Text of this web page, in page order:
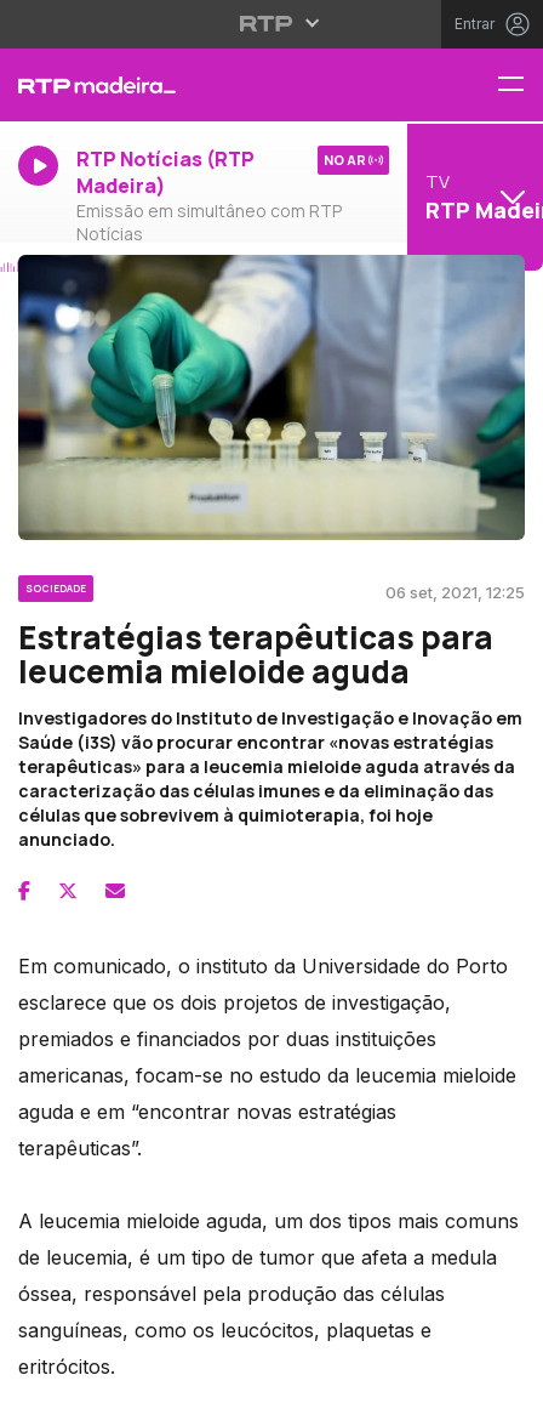
Entrar
RTP Notícias (RTP
Madeira)
Emissão em simultâneo com RTP
Notícias
NO AR
TV
RTP
SOCIEDADE 06 set, 2021, 12:25
Estratégias terapêuticas para
leucemia mieloide aguda
Investigadores do Instituto de Investigação e Inovação em
Saúde (i3S) vão procurar encontrar «novas estratégias
terapêuticas» para a leucemia mieloide aguda através da
caracterização das células imunes e da eliminação das
células que sobrevivem à quimioterapia, foi hoje
anunciado.
Em comunicado, o instituto da Universidade do Porto
esclarece que os dois projetos de investigação,
premiados e financiados por duas instituições
americanas, focam-se no estudo da leucemia mieloide
aguda e em “encontrar novas estratégias
terapêuticas”.
A leucemia mieloide aguda, um dos tipos mais comuns
de leucemia, é um tipo de tumor que afeta a medula
óssea, responsável pela produção das células
sanguíneas, como os leucócitos, plaquetas e
eritrócitos.